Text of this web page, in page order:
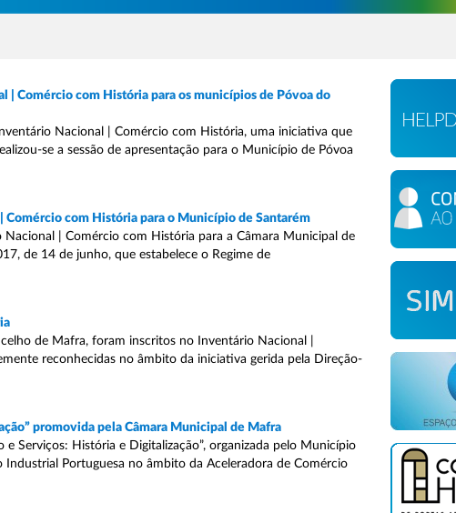
| Comércio com História para os municípios de Póvoa do
Nacional | Comércio com História, uma iniciativa que
se a sessão de apresentação para o Município de Póvoa
Comércio com História para o Município de Santarém
Nacional | Comércio com História para a Câmara Municipal de
de 14 de junho, que estabelece o Regime de
de Mafra, foram inscritos no Inventário Nacional |
reconhecidas no âmbito da iniciativa gerida pela Direção-
promovida pela Câmara Municipal de Mafra
Serviços: História e Digitalização”, organizada pelo Município
Portuguesa no âmbito da Aceleradora de Comércio